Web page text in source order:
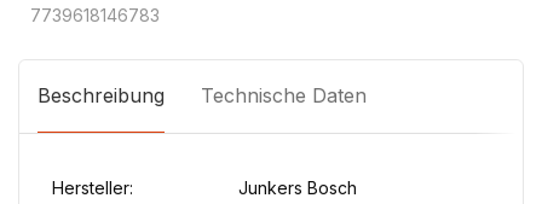
7739618146783
Beschreibung Technische Daten
Hersteller: Junkers Bosch